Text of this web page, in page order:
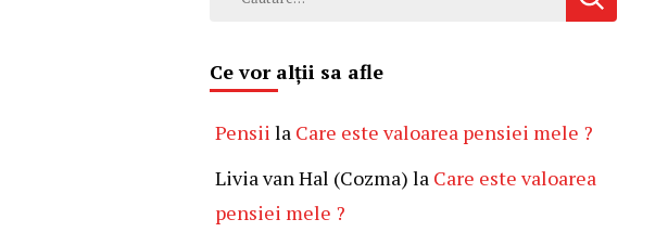
Ce vor alții sa afle
Pensii la Care este valoarea pensiei mele ?
Livia van Hal (Cozma) la Care este valoarea
pensiei mele ?